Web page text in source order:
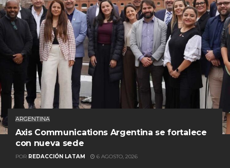
ARGENTINA
Axis Communications Argentina se fortalece
con nueva sede
POR REDACCIÓN LATAM 6 AGOSTO, 2026